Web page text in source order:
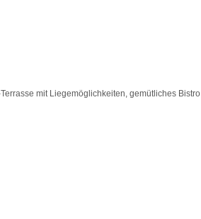
mit Liegemöglichkeiten, gemütliches Bistro